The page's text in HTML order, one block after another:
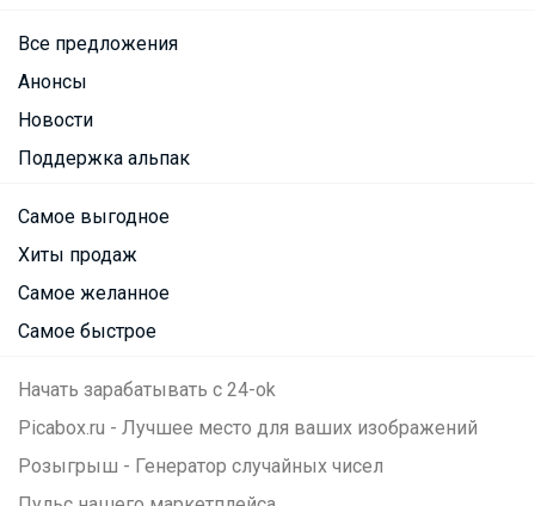
Все предложения
Анонсы
Новости
Поддержка альпак
Самое выгодное
Хиты продаж
Самое желанное
Самое быстрое
Начать зарабатывать с 24-ok
Picabox.ru - Лучшее место для ваших изображений
Розыгрыш - Генератор случайных чисел